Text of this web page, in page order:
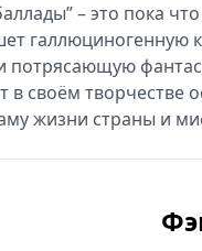
– это пока
галлюциногенную
потрясающую
в своём творчестве
жизни страны и